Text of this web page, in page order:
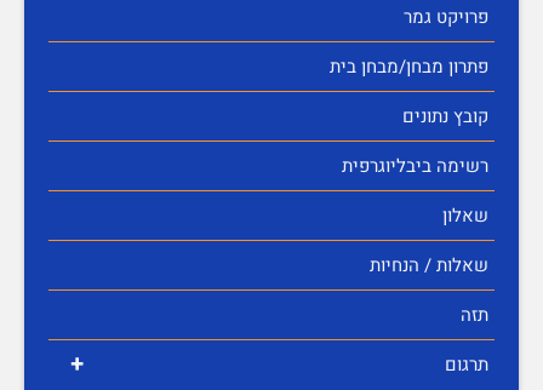
פרויקט גמר
פתרון מבחן/מבחן בית
קובץ נתונים
רשימה ביבליוגרפית
שאלון
שאלות / הנחיות
תזה
+ תרגום